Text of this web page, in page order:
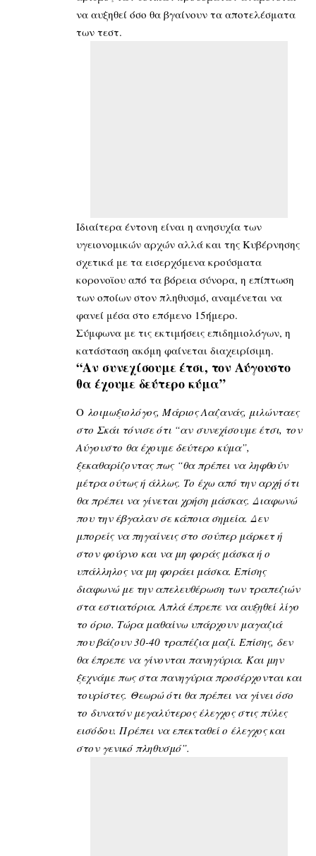
να αυξηθεί όσο θα βγαίνουν τα αποτελέσματα
των τεστ.
Ιδιαίτερα έντονη είναι η ανησυχία των
υγειονομικών αρχών αλλά και της Κυβέρνησης
σχετικά με τα εισερχόμενα κρούσματα
κορονοϊου από τα βόρεια σύνορα, η επίπτωση
των οποίων στον πληθυσμό, αναμένεται να
φανεί μέσα στο επόμενο 15ήμερο.
Σύμφωνα με τις εκτιμήσεις επιδημιολόγων, η
κατάσταση ακόμη φαίνεται διαχειρίσιμη.
“Αν συνεχίσουμε έτσι, τον Αύγουστο
θα έχουμε δεύτερο κύμα”
Ο λοιμωξιολόγος, Μάριος Λαζανάς, μιλώνταες
στο Σκάι τόνισε ότι “αν συνεχίσουμε έτσι, τον
Αύγουστο θα έχουμε δεύτερο κύμα”,
ξεκαθαρίζοντας πως “θα πρέπει να ληφθούν
μέτρα ούτως ή άλλως. Το έχω από την αρχή ότι
θα πρέπει να γίνεται χρήση μάσκας. Διαφωνώ
που την έβγαλαν σε κάποια σημεία. Δεν
μπορείς να πηγαίνεις στο σούπερ μάρκετ ή
στον φούρνο και να μη φοράς μάσκα ή ο
υπάλληλος να μη φοράει μάσκα. Επίσης
διαφωνώ με την απελευθέρωση των τραπεζιών
στα εστιατόρια. Απλά έπρεπε να αυξηθεί λίγο
το όριο. Τώρα μαθαίνω υπάρχουν μαγαζιά
που βάζουν 30-40 τραπέζια μαζί. Επίσης, δεν
θα έπρεπε να γίνονται πανηγύρια. Και μην
ξεχνάμε πως στα πανηγύρια προσέρχονται και
τουρίστες. Θεωρώ ότι θα πρέπει να γίνει όσο
το δυνατόν μεγαλύτερος έλεγχος στις πύλες
εισόδου. Πρέπει να επεκταθεί ο έλεγχος και
στον γενικό πληθυσμό”.